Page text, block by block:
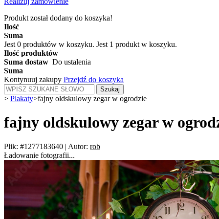
Produkt został dodany do koszyka!
Ilość
Suma
Jest 0 produktów w koszyku. Jest 1 produkt w koszyku.
Ilość produktów
Suma dostaw Do ustalenia
Suma
Kontynuuj zakupy Przejdź do koszyka
Szukaj
> Plakaty>fajny oldskulowy zegar w ogrodzie
fajny oldskulowy zegar w
Plik: #1277183640 | Autor: rob
Ładowanie fotografii...